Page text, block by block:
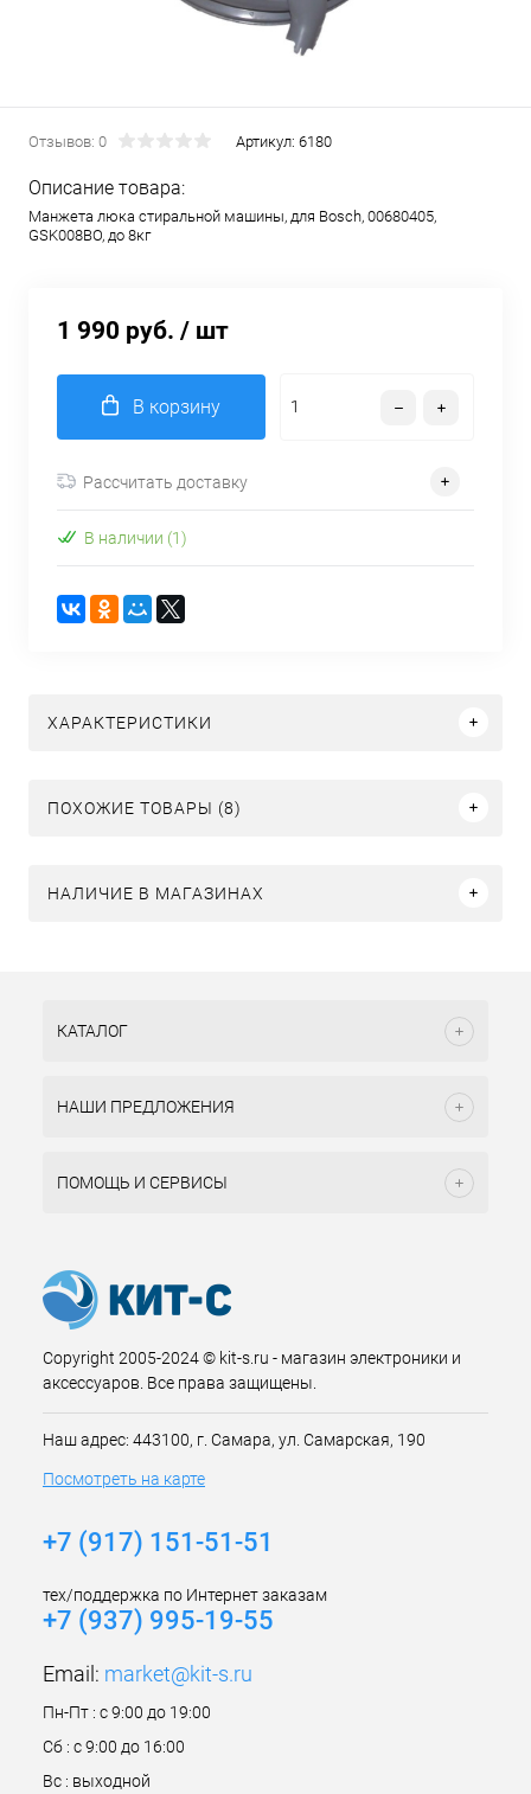
Отзывов: 0 Артикул: 6180
Описание товара:
Манжета люка стиральной машины, для Bosch, 00680405,
GSK008BO, до 8кг
1 990 руб. / шт
В корзину
Рассчитать доставку
В наличии (1)
ХАРАКТЕРИСТИКИ
ПОХОЖИЕ ТОВАРЫ (8)
НАЛИЧИЕ В МАГАЗИНАХ
КАТАЛОГ
НАШИ ПРЕДЛОЖЕНИЯ
ПОМОЩЬ И СЕРВИСЫ
Copyright 2005-2024 © kit-s.ru - магазин электроники и
аксессуаров. Все права защищены.
Наш адрес: 443100, г. Самара, ул. Самарская, 190
Посмотреть на карте
+7 (917) 151-51-51
тех/поддержка по Интернет заказам
+7 (937) 995-19-55
Email: market@kit-s.ru
Пн-Пт : с 9:00 до 19:00
Сб : с 9:00 до 16:00
Вс : выходной